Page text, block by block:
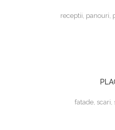
receptii, panouri,
fatade, scari,